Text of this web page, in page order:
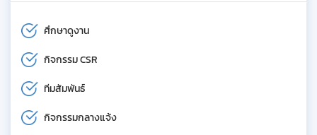
ศึกษาดูงาน
กิจกรรม CSR
ทีมสัมพันธ์
กิจกรรมกลางแจ้ง